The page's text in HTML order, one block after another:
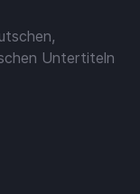
Untertiteln